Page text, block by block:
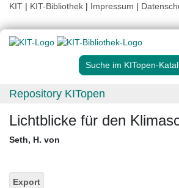
KIT | KIT-Bibliothek | Impressum |
Suche im KITopen-
Repository KITopen
Lichtblicke für den
Seth, H. von
Export